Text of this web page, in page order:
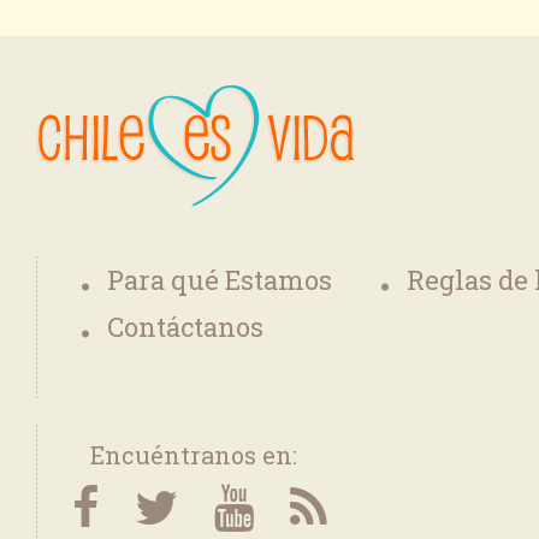
Para qué Estamos
Reglas
Contáctanos
Encuéntranos en: